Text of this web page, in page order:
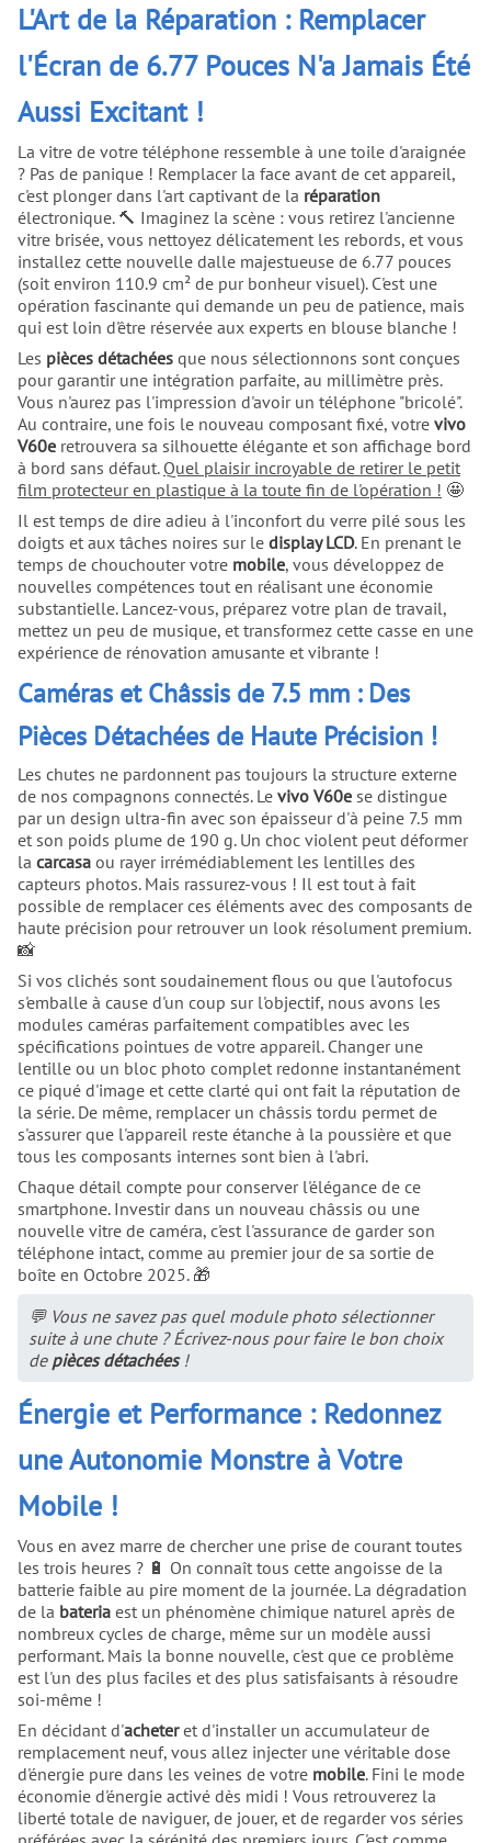
L'Art de la Réparation : Remplacer
l'Écran de 6.77 Pouces N'a Jamais Été
Aussi Excitant !
La vitre de votre téléphone ressemble à une toile d'araignée
? Pas de panique ! Remplacer la face avant de cet appareil,
c'est plonger dans l'art captivant de la réparation
électronique. 🔨 Imaginez la scène : vous retirez l'ancienne
vitre brisée, vous nettoyez délicatement les rebords, et vous
installez cette nouvelle dalle majestueuse de 6.77 pouces
(soit environ 110.9 cm² de pur bonheur visuel). C'est une
opération fascinante qui demande un peu de patience, mais
qui est loin d'être réservée aux experts en blouse blanche !
Les pièces détachées que nous sélectionnons sont conçues
pour garantir une intégration parfaite, au millimètre près.
Vous n'aurez pas l'impression d'avoir un téléphone "bricolé".
Au contraire, une fois le nouveau composant fixé, votre vivo
V60e retrouvera sa silhouette élégante et son affichage bord
à bord sans défaut. Quel plaisir incroyable de retirer le petit
film protecteur en plastique à la toute fin de l'opération ! 🤩
Il est temps de dire adieu à l'inconfort du verre pilé sous les
doigts et aux tâches noires sur le display LCD. En prenant le
temps de chouchouter votre mobile, vous développez de
nouvelles compétences tout en réalisant une économie
substantielle. Lancez-vous, préparez votre plan de travail,
mettez un peu de musique, et transformez cette casse en une
expérience de rénovation amusante et vibrante !
Caméras et Châssis de 7.5 mm : Des
Pièces Détachées de Haute Précision !
Les chutes ne pardonnent pas toujours la structure externe
de nos compagnons connectés. Le vivo V60e se distingue
par un design ultra-fin avec son épaisseur d'à peine 7.5 mm
et son poids plume de 190 g. Un choc violent peut déformer
la carcasa ou rayer irrémédiablement les lentilles des
capteurs photos. Mais rassurez-vous ! Il est tout à fait
possible de remplacer ces éléments avec des composants de
haute précision pour retrouver un look résolument premium.
📸
Si vos clichés sont soudainement flous ou que l'autofocus
s'emballe à cause d'un coup sur l'objectif, nous avons les
modules caméras parfaitement compatibles avec les
spécifications pointues de votre appareil. Changer une
lentille ou un bloc photo complet redonne instantanément
ce piqué d'image et cette clarté qui ont fait la réputation de
la série. De même, remplacer un châssis tordu permet de
s'assurer que l'appareil reste étanche à la poussière et que
tous les composants internes sont bien à l'abri.
Chaque détail compte pour conserver l'élégance de ce
smartphone. Investir dans un nouveau châssis ou une
nouvelle vitre de caméra, c'est l'assurance de garder son
téléphone intact, comme au premier jour de sa sortie de
boîte en Octobre 2025. 🎁
💬 Vous ne savez pas quel module photo sélectionner
suite à une chute ? Écrivez-nous pour faire le bon choix
de pièces détachées!
Énergie et Performance : Redonnez
une Autonomie Monstre à Votre
Mobile !
Vous en avez marre de chercher une prise de courant toutes
les trois heures ? 🔋 On connaît tous cette angoisse de la
batterie faible au pire moment de la journée. La dégradation
de la bateria est un phénomène chimique naturel après de
nombreux cycles de charge, même sur un modèle aussi
performant. Mais la bonne nouvelle, c'est que ce problème
est l'un des plus faciles et des plus satisfaisants à résoudre
soi-même !
En décidant d'acheteret d'installer un accumulateur de
remplacement neuf, vous allez injecter une véritable dose
d'énergie pure dans les veines de votre mobile. Fini le mode
économie d'énergie activé dès midi ! Vous retrouverez la
liberté totale de naviguer, de jouer, et de regarder vos séries